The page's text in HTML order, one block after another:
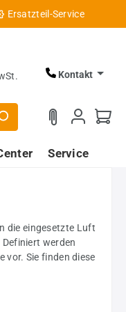
Ersatzteil-Service
Kontakt
Service
die eingesetzte Luft
werden
vor. Sie finden diese